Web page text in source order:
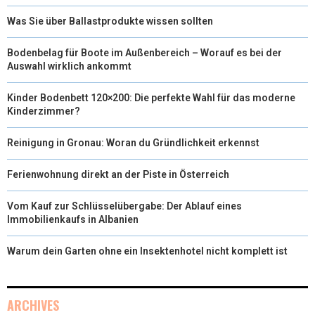
Was Sie über Ballastprodukte wissen sollten
Bodenbelag für Boote im Außenbereich – Worauf es bei der
Auswahl wirklich ankommt
Kinder Bodenbett 120×200: Die perfekte Wahl für das moderne
Kinderzimmer?
Reinigung in Gronau: Woran du Gründlichkeit erkennst
Ferienwohnung direkt an der Piste in Österreich
Vom Kauf zur Schlüsselübergabe: Der Ablauf eines
Immobilienkaufs in Albanien
Warum dein Garten ohne ein Insektenhotel nicht komplett ist
ARCHIVES